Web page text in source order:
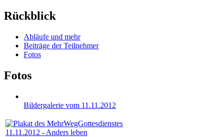
Rückblick
Abläufe und mehr
Beiträge der Teilnehmer
Fotos
Fotos
Bildergalerie vom 11.11.2012
11.11.2012 - Anders leben